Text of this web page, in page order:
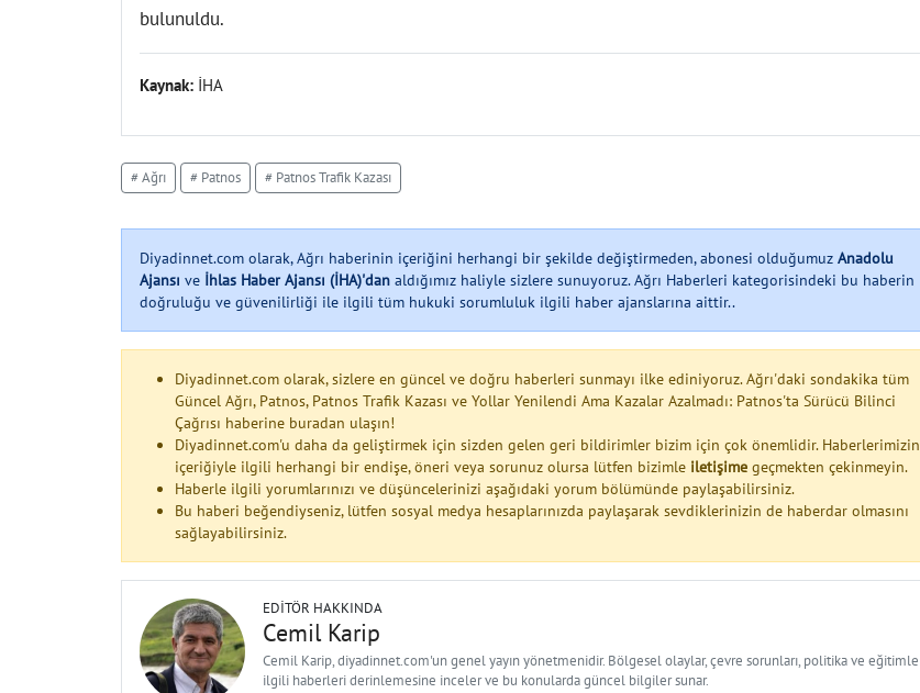
bulunuldu.
Kaynak: İHA
# Ağrı # Patnos # Patnos Trafik Kazası
Diyadinnet.com olarak, Ağrı haberinin içeriğini herhangi bir şekilde değiştirmeden, abonesi olduğumuz Anadolu
Ajansı ve İhlas Haber Ajansı (İHA)'dan aldığımız haliyle sizlere sunuyoruz. Ağrı Haberleri kategorisindeki bu haberin
doğruluğu ve güvenilirliği ile ilgili tüm hukuki sorumluluk ilgili haber ajanslarına aittir..
Diyadinnet.com olarak, sizlere en güncel ve doğru haberleri sunmayı ilke ediniyoruz. Ağrı'daki sondakika tüm
Güncel Ağrı, Patnos, Patnos Trafik Kazası ve Yollar Yenilendi Ama Kazalar Azalmadı: Patnos'ta Sürücü Bilinci
Çağrısı haberine buradan ulaşın!
Diyadinnet.com'u daha da geliştirmek için sizden gelen geri bildirimler bizim için çok önemlidir. Haberlerimizin
içeriğiyle ilgili herhangi bir endişe, öneri veya sorunuz olursa lütfen bizimle iletişime geçmekten çekinmeyin.
Haberle ilgili yorumlarınızı ve düşüncelerinizi aşağıdaki yorum bölümünde paylaşabilirsiniz.
Bu haberi beğendiyseniz, lütfen sosyal medya hesaplarınızda paylaşarak sevdiklerinizin de haberdar olmasını
sağlayabilirsiniz.
EDITÖR HAKKINDA
Cemil Karip
Cemil Karip, diyadinnet.com'un genel yayın yönetmenidir. Bölgesel olaylar, çevre sorunları, politika ve eğitimle
ilgili haberleri derinlemesine inceler ve bu konularda güncel bilgiler sunar.